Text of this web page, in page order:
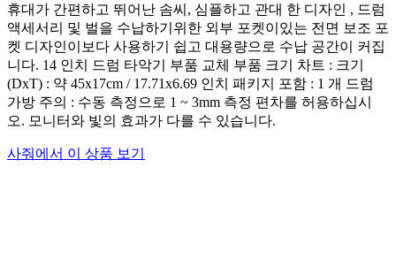
휴대가 간편하고 뛰어난 솜씨, 심플하고 관대 한 디자인 , 드럼
액세서리 및 벌을 수납하기위한 외부 포켓이있는 전면 보조 포
켓 디자인이보다 사용하기 쉽고 대용량으로 수납 공간이 커집
니다. 14 인치 드럼 타악기 부품 교체 부품 크기 차트 : 크기
(DxT) : 약 45x17cm / 17.71x6.69 인치 패키지 포함 : 1 개 드럼
가방 주의 : 수동 측정으로 1 ~ 3mm 측정 편차를 허용하십시
오. 모니터와 빛의 효과가 다를 수 있습니다.
사줘에서 이 상품 보기